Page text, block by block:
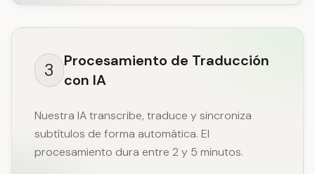
3
Procesamiento de Traducción
con IA
Nuestra IA transcribe, traduce y sincroniza
subtítulos de forma automática. El
procesamiento dura entre 2 y 5 minutos.